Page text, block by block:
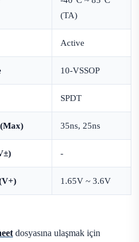
(TA)
Active
10-VSSOP
SPDT
35ns, 25ns
-
1.65V ~ 3.6V
dosyasına ulaşmak için